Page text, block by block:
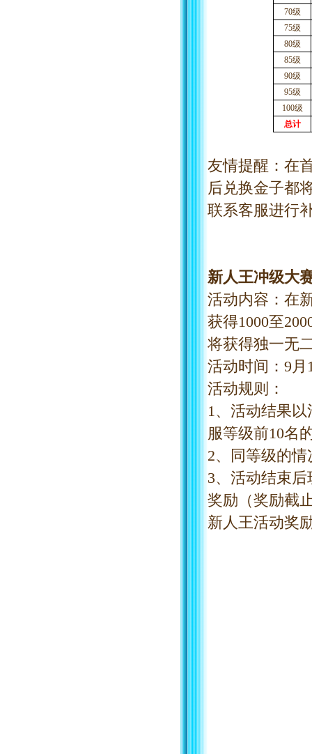
70级
75级
80级
85级
90级
95级
100级
总计
友情提醒： 在
后兑换金子都
联系客服进行
新人王冲级大
活动内容：在
获得1000至
将获得独一无
活动时间： 9月
活动规则：
1、活动结果
服等级前10名
2、同等级的
3、活动结束
奖励（奖励截
新人王活动奖